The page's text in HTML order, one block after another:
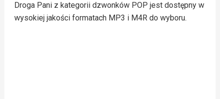
Droga Pani z kategorii dzwonków POP jest dostępny w
wysokiej jakości formatach MP3 i M4R do wyboru.